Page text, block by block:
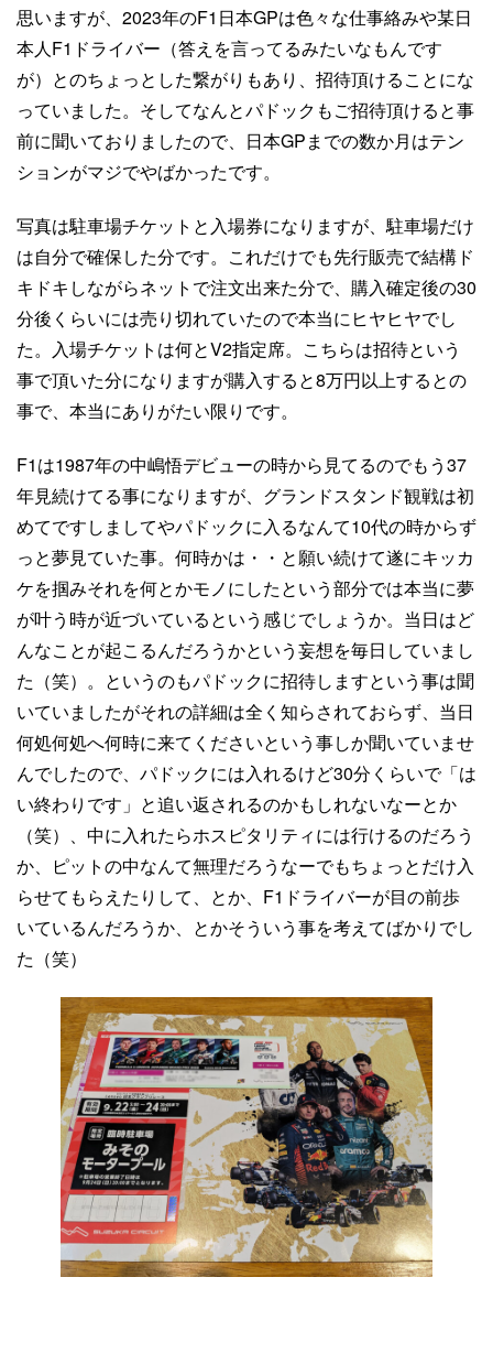
思いますが、2023年のF1日本GPは色々な仕事絡みや某日
本人F1ドライバー（答えを言ってるみたいなもんです
が）とのちょっとした繋がりもあり、招待頂けることにな
っていました。そしてなんとパドックもご招待頂けると事
前に聞いておりましたので、日本GPまでの数か月はテン
ションがマジでやばかったです。
写真は駐車場チケットと入場券になりますが、駐車場だけ
は自分で確保した分です。これだけでも先行販売で結構ド
キドキしながらネットで注文出来た分で、購入確定後の30
分後くらいには売り切れていたので本当にヒヤヒヤでし
た。入場チケットは何とV2指定席。こちらは招待という
事で頂いた分になりますが購入すると8万円以上するとの
事で、本当にありがたい限りです。
F1は1987年の中嶋悟デビューの時から見てるのでもう37
年見続けてる事になりますが、グランドスタンド観戦は初
めてですしましてやパドックに入るなんて10代の時からず
っと夢見ていた事。何時かは・・と願い続けて遂にキッカ
ケを掴みそれを何とかモノにしたという部分では本当に夢
が叶う時が近づいているという感じでしょうか。当日はど
んなことが起こるんだろうかという妄想を毎日していまし
た（笑）。というのもパドックに招待しますという事は聞
いていましたがそれの詳細は全く知らされておらず、当日
何処何処へ何時に来てくださいという事しか聞いていませ
んでしたので、パドックには入れるけど30分くらいで「は
い終わりです」と追い返されるのかもしれないなーとか
（笑）、中に入れたらホスピタリティには行けるのだろう
か、ピットの中なんて無理だろうなーでもちょっとだけ入
らせてもらえたりして、とか、F1ドライバーが目の前歩
いているんだろうか、とかそういう事を考えてばかりでし
た（笑）